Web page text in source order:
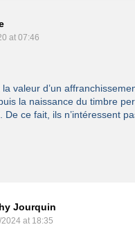
at 07:46
valeur d’un
la naissance du timbre
De ce fait, ils n’intéressent
Jourquin
at 18:35